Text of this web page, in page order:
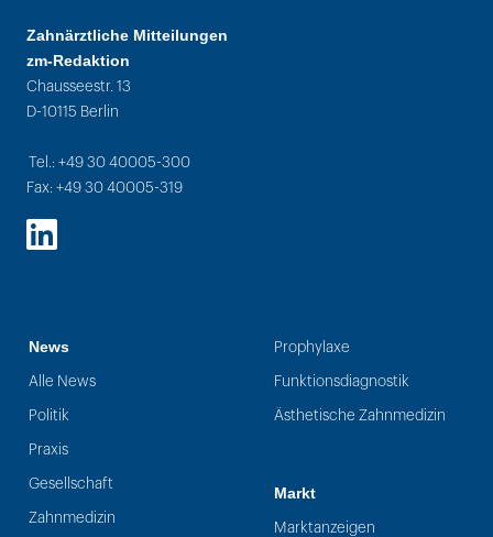
Zahnärztliche Mitteilungen
zm-Redaktion
Chausseestr. 13
D-10115 Berlin
Tel.: +49 30 40005-300
Fax: +49 30 40005-319
LinkedIn
News
Alle News
Politik
Praxis
Gesellschaft
Zahnmedizin
Prophylaxe
Funktionsdiagnostik
Ästhetische Zahnmedizin
Markt
Marktanzeigen